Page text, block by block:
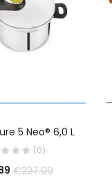
5 Neo® 6,0 L
(0)
€227.99